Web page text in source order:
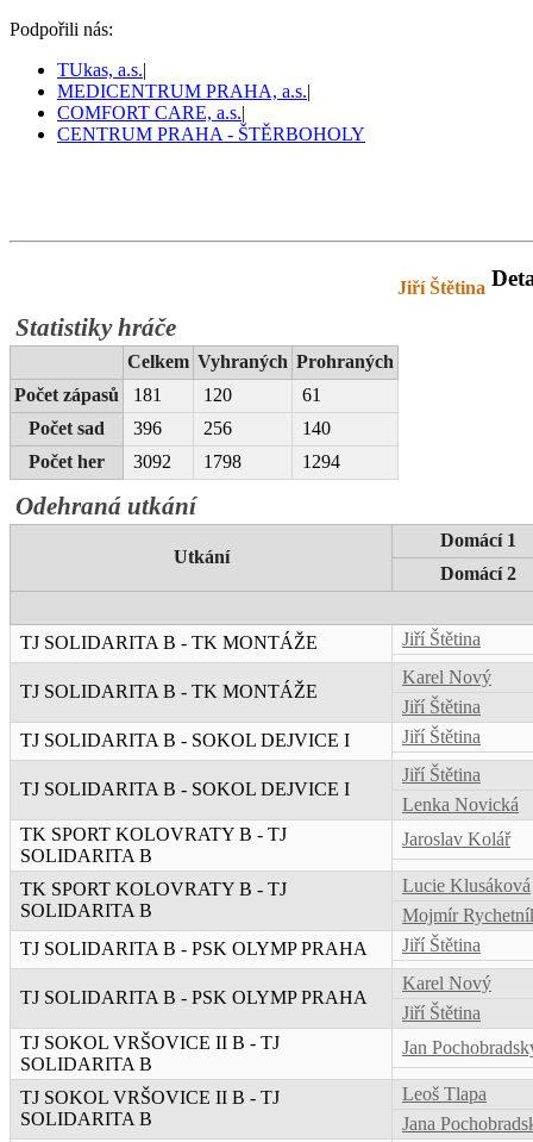
Podpořili nás:
TUkas, a.s.|
MEDICENTRUM PRAHA, a.s.|
COMFORT CARE, a.s.|
CENTRUM PRAHA - ŠTĚRBOHOLY
Jiří Štětina
Statistiky hráče
Celkem Vyhraných Prohraných
Počet zápasů
181 120
61
Počet sad
396 256
140
Počet her
3092 1798 1294
Odehraná utkání
Utkání
Domácí 1
Domácí 2
TJ SOLIDARITA B - TK MONTÁŽE Jiří Štětina
TJ SOLIDARITA B - TK MONTÁŽE
Karel Nový
Jiří Štětina
TJ SOLIDARITA B - SOKOL DEJVICE I
Jiří Štětina
TJ SOLIDARITA B - SOKOL DEJVICE I
Jiří Štětina
Lenka Novická
TK SPORT KOLOVRATY B - TJ
SOLIDARITA B
Jaroslav Kolář
TK SPORT KOLOVRATY B - TJ
SOLIDARITA B
Lucie Klusáková
Mojmír
TJ SOLIDARITA B - PSK OLYMP PRAHA
Jiří Štětina
TJ SOLIDARITA B - PSK OLYMP PRAHA
Karel Nový
Jiří Štětina
TJ SOKOL VRŠOVICE II B - TJ
SOLIDARITA B
Jan
TJ SOKOL VRŠOVICE II B - TJ
SOLIDARITA B
Leoš Tlapa
Jana